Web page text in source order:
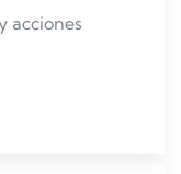
acciones